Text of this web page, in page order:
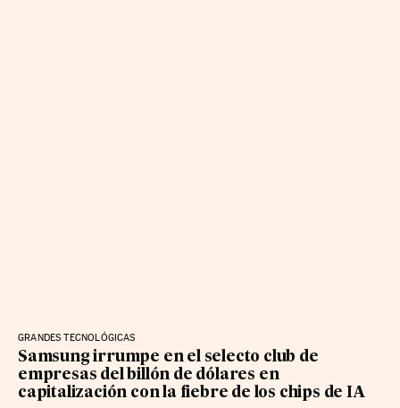
GRANDES TECNOLÓGICAS
Samsung irrumpe en el selecto club de
empresas del billón de dólares en
capitalización con la fiebre de los chips de IA